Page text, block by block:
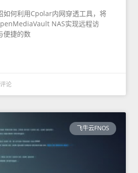
如何利用Cpolar内网穿透工具，将
NAS实现远程访
便捷的数
论
飞牛云FNOS